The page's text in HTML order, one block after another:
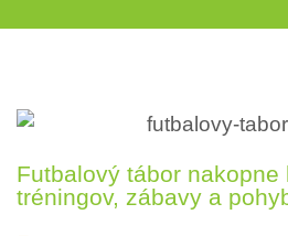
Futbalový tábor nakopne
tréningov, zábavy a